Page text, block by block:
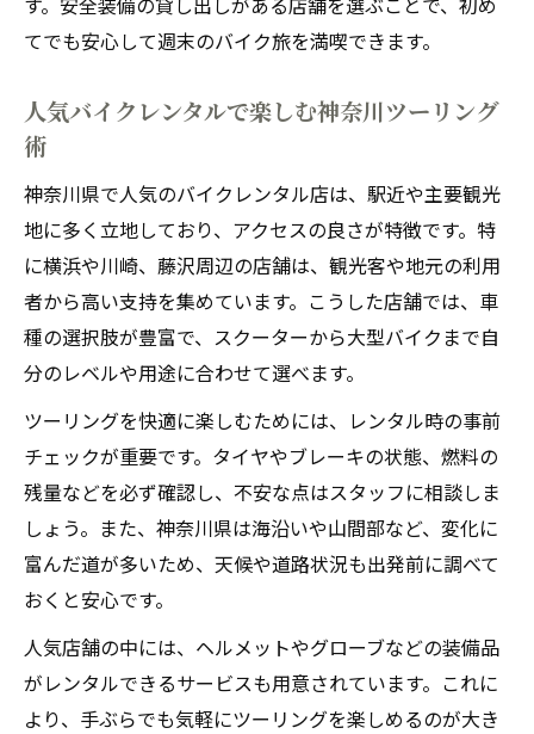
てでも安心して週末のバイク旅を満喫できます。
人気バイクレンタルで楽しむ神奈川ツーリング
術
神奈川県で人気のバイクレンタル店は、駅近や主要観光
地に多く立地しており、アクセスの良さが特徴です。特
に横浜や川崎、藤沢周辺の店舗は、観光客や地元の利用
者から高い支持を集めています。こうした店舗では、車
種の選択肢が豊富で、スクーターから大型バイクまで自
分のレベルや用途に合わせて選べます。
ツーリングを快適に楽しむためには、レンタル時の事前
チェックが重要です。タイヤやブレーキの状態、燃料の
残量などを必ず確認し、不安な点はスタッフに相談しま
しょう。また、神奈川県は海沿いや山間部など、変化に
富んだ道が多いため、天候や道路状況も出発前に調べて
おくと安心です。
人気店舗の中には、ヘルメットやグローブなどの装備品
がレンタルできるサービスも用意されています。これに
より、手ぶらでも気軽にツーリングを楽しめるのが大き